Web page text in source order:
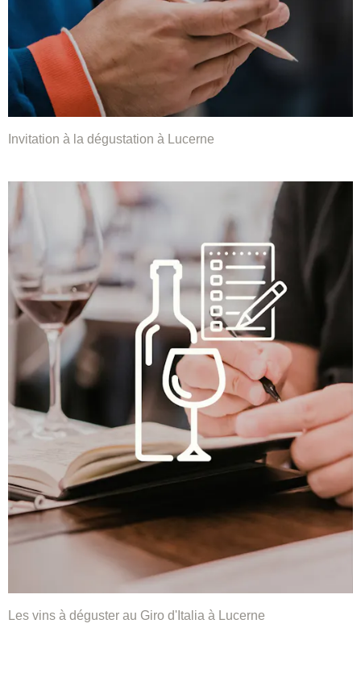
Invitation à la dégustation à Lucerne
Les vins à déguster au Giro d'Italia à Lucerne